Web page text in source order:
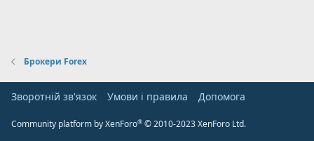
Брокери Forex
Зворотній зв'язок Умови і правила Дoпoмoга
Community platform by XenForo® © 2010-2023 XenForo Ltd.